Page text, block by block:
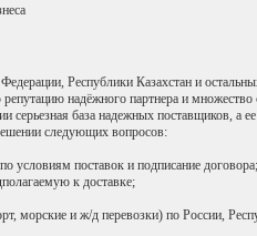
Республики Казахстан и
надёжного партнера и
серьезная база надежных поставщиков, а
следующих вопросов:
условиям поставок и подписание договора;
к доставке;
морские и ж/д перевозки) по России,